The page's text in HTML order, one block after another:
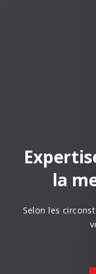
la
Selon les